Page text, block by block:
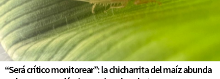
“Será crítico monitorear”: la chicharrita del maíz abunda